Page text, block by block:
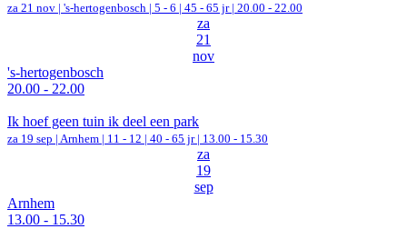
za 21 nov | 's-hertogenbosch | 5 - 6 | 45 - 65 jr | 20.00 - 22.00
za
21
nov
's-hertogenbosch
20.00 - 22.00
Ik hoef geen tuin ik deel een park
za 19 sep | Arnhem | 11 - 12 | 40 - 65 jr | 13.00 - 15.30
za
19
sep
Arnhem
13.00 - 15.30